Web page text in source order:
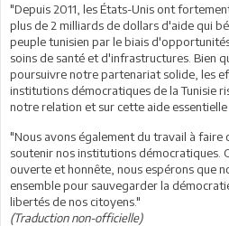
"Depuis 2011, les États-Unis ont
plus de 2 milliards de dollars d'aide qui
peuple tunisien par le biais
soins de santé et d'infrastructures. Bien
poursuivre notre partenariat solide, les
institutions démocratiques de la Tunisie
notre relation et sur cette aide essentielle
"Nous avons également du travail à faire
soutenir nos institutions démocratiques.
ouverte et honnête, nous espérons que
ensemble pour sauvegarder la
libertés de nos citoyens."
(Traduction non-officielle)